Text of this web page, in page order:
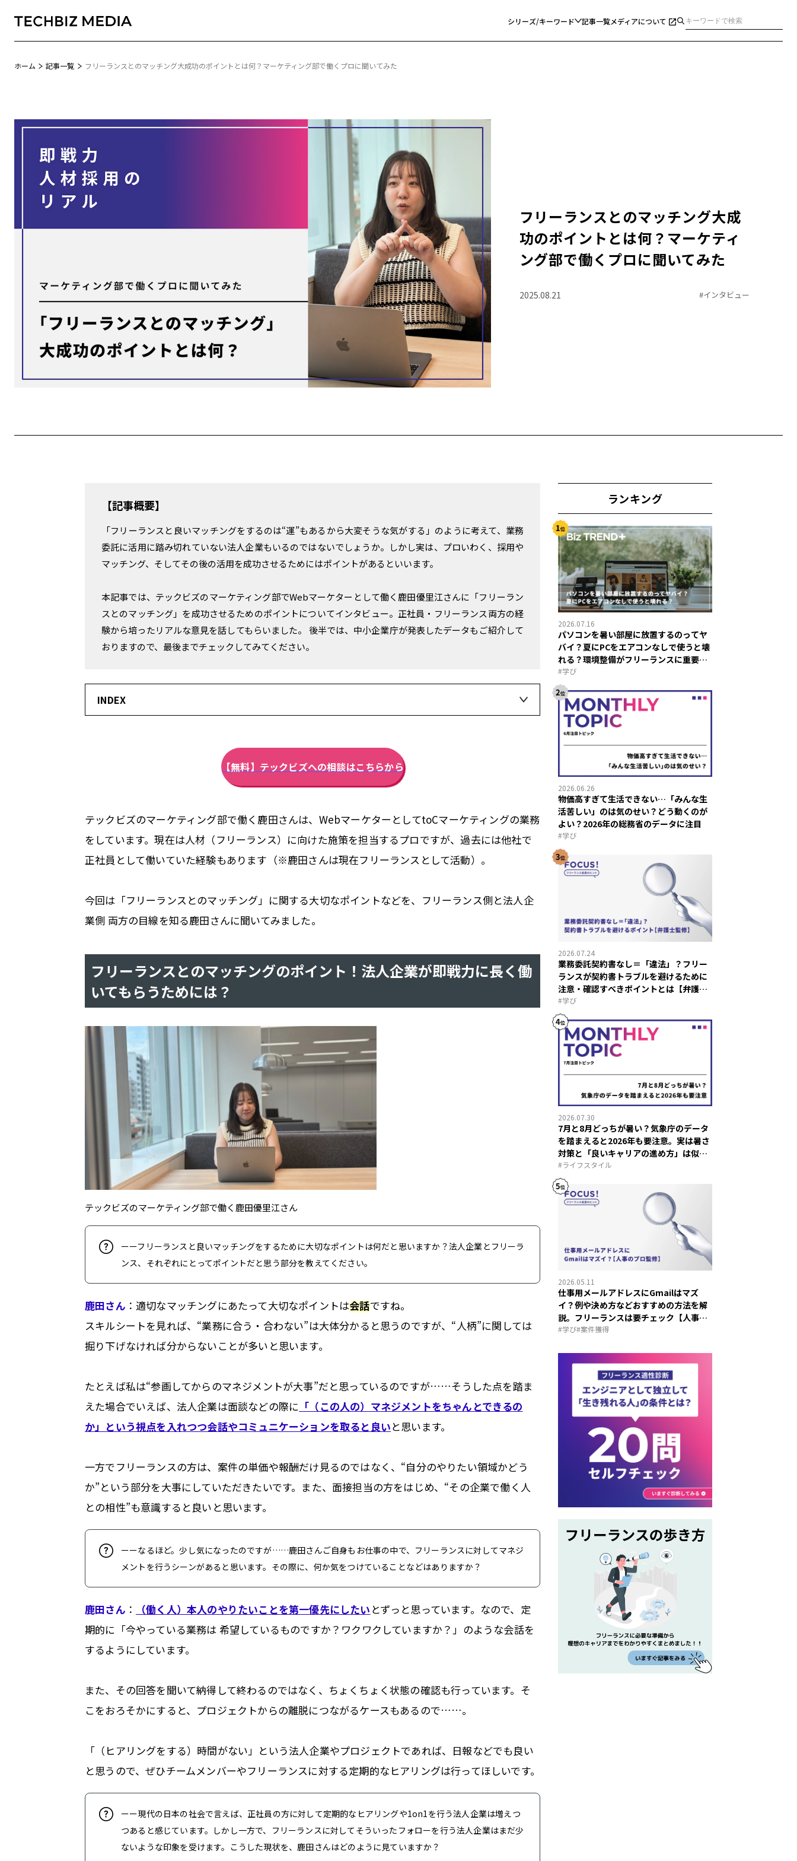
シリーズ/キーワード 記事一覧メディアについて
Biz TREND+
即戦力人材採用のリアル
フリーランス成功のリアル
リアルテックビズ
自分らしく働く、そのヒントを。
フリーランスのための、
"働き方の自由"を支える情報発信サイト。
ホーム 記事一覧 フリーランスとのマッチング大成功のポイントとは何？マーケティング部で働くプロに聞いてみた
フリーランスとのマッチング大成
功のポイントとは何？マーケティ
ング部で働くプロに聞いてみた
2025.08.21 #インタビュー
【記事概要】
「フリーランスと良いマッチングをするのは“運”もあるから大変そうな気がする」のように考えて、業務
委託に活用に踏み切れていない法人企業もいるのではないでしょうか。しかし実は、プロいわく、採用や
マッチング、そしてその後の活用を成功させるためにはポイントがあるといいます。
本記事では、テックビズのマーケティング部でWebマーケターとして働く鹿田優里江さんに「フリーラン
スとのマッチング」を成功させるためのポイントについてインタビュー。正社員・フリーランス両方の経
験から培ったリアルな意見を話してもらいました。 後半では、中小企業庁が発表したデータもご紹介して
おりますので、最後までチェックしてみてください。
INDEX
【無料】テックビズへの相談はこちらから
テックビズのマーケティング部で働く鹿田さんは、WebマーケターとしてtoCマーケティングの業務
をしています。現在は人材（フリーランス）に向けた施策を担当するプロですが、過去には他社で
正社員として働いていた経験もあります（※鹿田さんは現在フリーランスとして活動）。
今回は「フリーランスとのマッチング」に関する大切なポイントなどを、フリーランス側と法人企
業側 両方の目線を知る鹿田さんに聞いてみました。
フリーランスとのマッチングのポイント！法人企業が即戦力に長く働
いてもらうためには？
テックビズのマーケティング部で働く鹿田優里江さん
ーーフリーランスと良いマッチングをするために大切なポイントは何だと思いますか？法人企業とフリーラ
ンス、それぞれにとってポイントだと思う部分を教えてください。
鹿田さん ：適切なマッチングにあたって大切なポイントは会話ですね。
スキルシートを見れば、“業務に合う・合わない”は大体分かると思うのですが、“人柄”に関しては
掘り下げなければ分からないことが多いと思います。
たとえば私は“参画してからのマネジメントが大事”だと思っているのですが……そうした点を踏ま
えた場合でいえば、法人企業は面談などの際に 「（この人の）マネジメントをちゃんとできるの
か」という視点を入れつつ会話やコミュニケーションを取ると良いと思います。
一方でフリーランスの方は、案件の単価や報酬だけ見るのではなく、“自分のやりたい領域かどう
か”という部分を大事にしていただきたいです。また、面接担当の方をはじめ、“その企業で働く人
との相性”も意識すると良いと思います。
ーーなるほど。少し気になったのですが……鹿田さんご自身もお仕事の中で、フリーランスに対してマネジ
メントを行うシーンがあると思います。その際に、何か気をつけていることなどはありますか？
鹿田さん ： （働く人）本人のやりたいことを第一優先にしたい とずっと思っています。なので、定
期的に「今やっている業務は 希望しているものですか？ワクワクしていますか？」のような会話を
するようにしています。
また、その回答を聞いて納得して終わるのではなく、ちょくちょく状態の確認も行っています。そ
こをおろそかにすると、プロジェクトからの離脱につながるケースもあるので……。
「（ヒアリングをする）時間がない」という法人企業やプロジェクトであれば、日報などでも良い
と思うので、ぜひチームメンバーやフリーランスに対する定期的なヒアリングは行ってほしいです。
ーー現代の日本の社会で言えば、正社員の方に対して定期的なヒアリングや1on1を行う法人企業は増えつ
つあると感じています。しかし一方で、フリーランスに対してそういったフォローを行う法人企業はまだ少
ないような印象を受けます。こうした現状を、鹿田さんはどのように見ていますか？
ランキング
2026.07.16
パソコンを暑い部屋に放置するのってヤ
バイ？夏にPCをエアコンなしで使うと壊
れる？環境整備がフリーランスに重要な
ワケ
#学び
2026.06.26
物価高すぎて生活できない…「みんな生
活苦しい」のは気のせい？どう動くのが
よい？2026年の総務省のデータに注目
#学び
2026.07.24
業務委託契約書なし＝「違法」？フリー
ランスが契約書トラブルを避けるために
注意・確認すべきポイントとは【弁護士
監修】
#学び
2026.07.30
7月と8月どっちが暑い？気象庁のデータ
を踏まえると2026年も要注意。実は暑さ
対策と「良いキャリアの進め方」は似て
いる？
#ライフスタイル
2026.05.11
仕事用メールアドレスにGmailはマズ
イ？例や決め方などおすすめの方法を解
説。フリーランスは要チェック【人事の
プロ監修】
#学び#案件獲得